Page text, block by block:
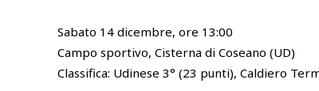
Sabato 14 dicembre, ore 13:00
Campo sportivo, Cisterna di Coseano (UD)
Classifica: Udinese 3° (23 punti), Caldiero